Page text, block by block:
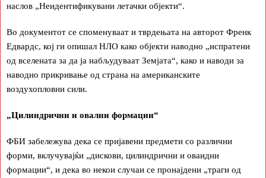
наслов „Неидентификувани летачки објекти“.
Во документот се споменуваат и тврдењата на авторот Френк
Едвардс, кој ги опишал НЛО како објекти наводно „испратени
од вселената за да ја набљудуваат Земјата“, како и наводи за
наводно прикривање од страна на американските
воздухопловни сили.
„Цилиндрични и овални формации“
ФБИ забележува дека се пријавени предмети со различни
форми, вклучувајќи „дискови, цилиндрични и оваидни
формации“, и дека во некои случаи се пронајдени „траги од